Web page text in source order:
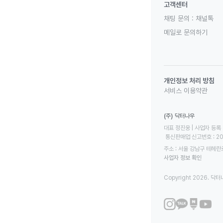
고객센터
채팅 문의 : 채널톡
메일로 문의하기
개인정보 처리 방침
서비스 이용약관
(주) 닥터나우
대표 정진웅 | 사업자
통신판매업 신고번호
주소 : 서울 강남구 테헤
사업자 정보 확인
Copyright 2026. 닥터